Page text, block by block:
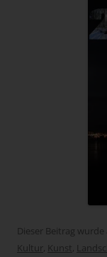
Dieser Beitrag wurde
Kultur, Kunst,